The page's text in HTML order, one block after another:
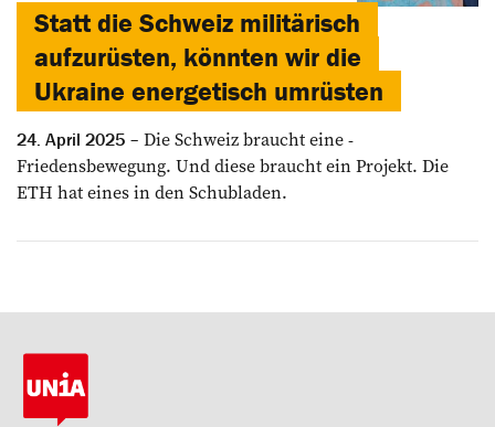
Statt die Schweiz militärisch
aufzurüsten, könnten wir die
Ukraine energetisch umrüsten
24. April 2025
Die Schweiz braucht eine ­
Friedensbewegung. Und diese braucht ein Projekt. Die
ETH hat eines in den Schubladen.